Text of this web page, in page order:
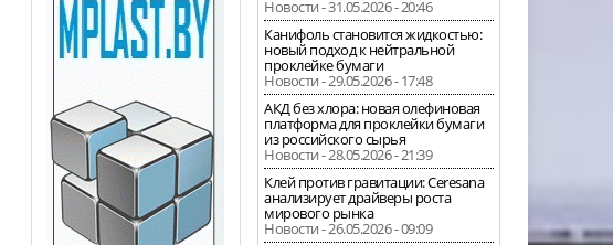
Новости - 31.05.2026 - 20:46
Канифоль становится жидкостью:
новый подход к нейтральной
проклейке бумаги
Новости - 29.05.2026 - 17:48
АКД без хлора: новая олефиновая
платформа для проклейки бумаги
из российского сырья
Новости - 28.05.2026 - 21:39
Клей против гравитации: Ceresana
анализирует драйверы роста
мирового рынка
Новости - 26.05.2026 - 09:09